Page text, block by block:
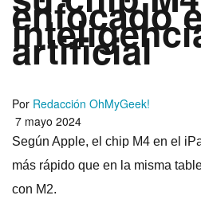
enfocado
artificial
Por Redacción OhMyGeek!
7 mayo 2024
Según Apple, el chip M4 en el
más rápido que en la misma
con M2.